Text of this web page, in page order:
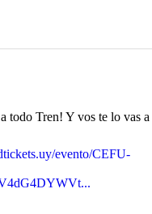
todo Tren! Y vos te lo vas a
evento/CEFU-